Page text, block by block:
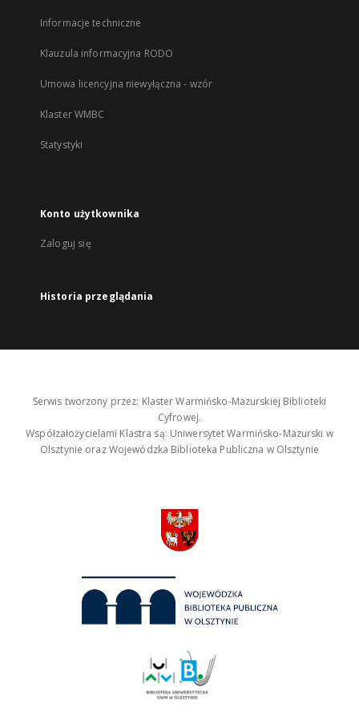
Informacje techniczne
Klauzula informacyjna RODO
Umowa licencyjna niewyłączna - wzór
Klaster WMBC
Statystyki
Konto użytkownika
Zaloguj się
Historia przeglądania
Serwis tworzony przez: Klaster Warmińsko-Mazurskiej Biblioteki
Cyfrowej.
Współzałożycielami Klastra są: Uniwersytet Warmińsko-Mazurski w
Olsztynie oraz Wojewódzka Biblioteka Publiczna w Olsztynie